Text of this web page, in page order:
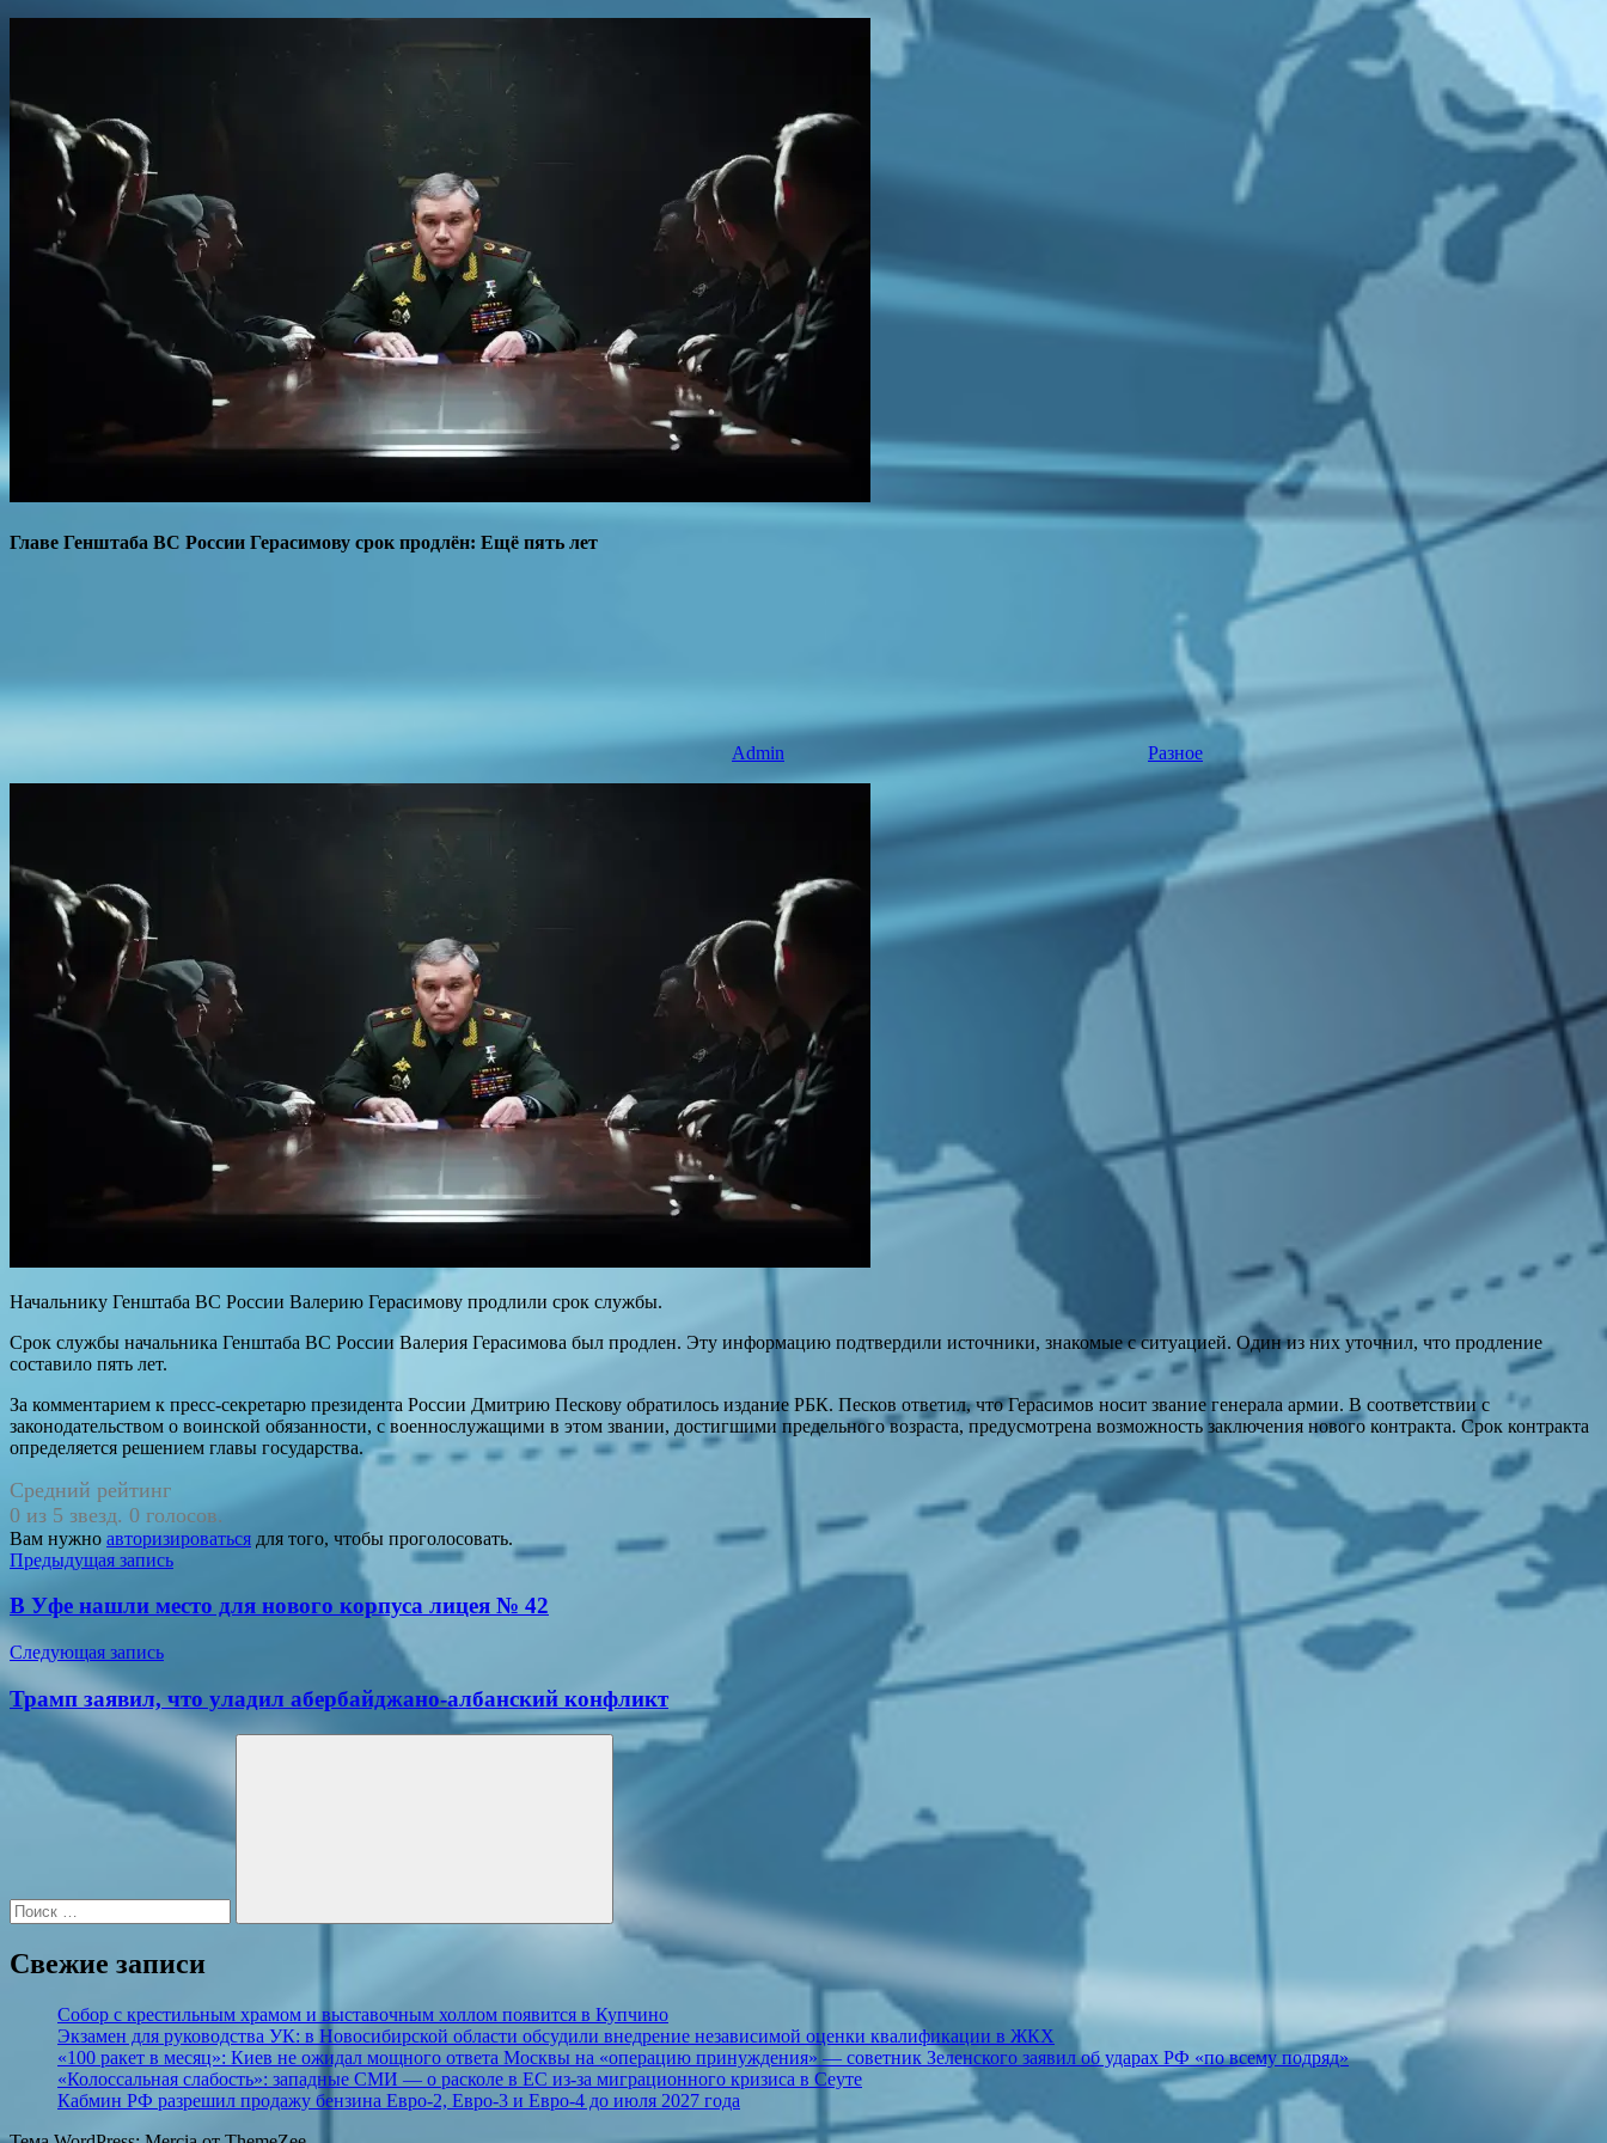
Главе Генштаба ВС России Герасимову срок продлён: Ещё пять лет
Admin Разное
Начальнику Генштаба ВС России Валерию Герасимову продлили срок службы.
Срок службы начальника Генштаба ВС России Валерия Герасимова был продлен. Эту информацию подтвердили источники, знакомые с ситуацией. Один из них уточнил, что продление
составило пять лет.
За комментарием к пресс-секретарю президента России Дмитрию Пескову обратилось издание РБК. Песков ответил, что Герасимов носит звание генерала армии. В соответствии с
законодательством о воинской обязанности, с военнослужащими в этом звании, достигшими предельного возраста, предусмотрена возможность заключения нового контракта. Срок контракта
определяется решением главы государства.
Средний рейтинг
0 из 5 звезд. 0 голосов.
Вам нужно авторизироваться для того, чтобы проголосовать.
Навигация
по
записям
Предыдущая запись
В Уфе нашли место для нового корпуса лицея № 42
Следующая запись
Трамп заявил, что уладил абербайджано-албанский конфликт
для:
Поиск
Свежие записи
Собор с крестильным храмом и выставочным холлом появится в Купчино
Экзамен для руководства УК: в Новосибирской области обсудили внедрение независимой оценки квалификации в ЖКХ
«100 ракет в месяц»: Киев не ожидал мощного ответа Москвы на «операцию принуждения» — советник Зеленского заявил об ударах РФ «по всему подряд»
«Колоссальная слабость»: западные СМИ — о расколе в ЕС из-за миграционного кризиса в Сеуте
Кабмин РФ разрешил продажу бензина Евро-2, Евро-3 и Евро-4 до июля 2027 года